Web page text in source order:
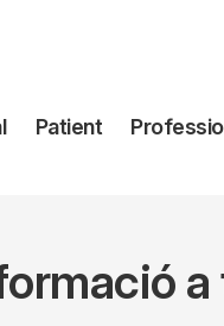
Patient